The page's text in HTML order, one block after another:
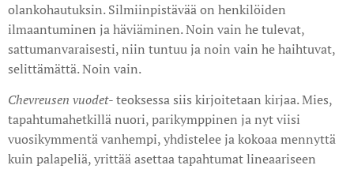
olankohautuksin. Silmiinpistävää on henkilöiden
ilmaantuminen ja häviäminen. Noin vain he tulevat,
sattumanvaraisesti, niin tuntuu ja noin vain he haihtuvat,
selittämättä. Noin vain.
Chevreusen vuodet- teoksessa siis kirjoitetaan kirjaa. Mies,
tapahtumahetkillä nuori, parikymppinen ja nyt viisi
vuosikymmentä vanhempi, yhdistelee ja kokoaa mennyttä
kuin palapeliä, yrittää asettaa tapahtumat lineaariseen